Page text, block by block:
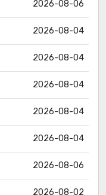
2026-08-06
2026-08-04
2026-08-04
2026-08-04
2026-08-04
2026-08-04
2026-08-06
2026-08-02